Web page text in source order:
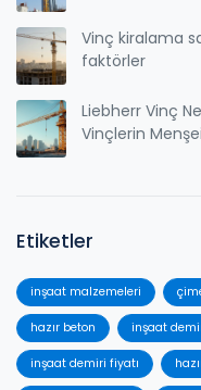
Vinç kiralama
faktörler
Liebherr Vinç
Vinçlerin
Etiketler
inşaat malzemeleri
hazır beton inşaat
inşaat demiri fiyatı